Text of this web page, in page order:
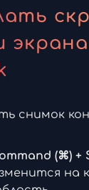
снимок
(⌘) +
на